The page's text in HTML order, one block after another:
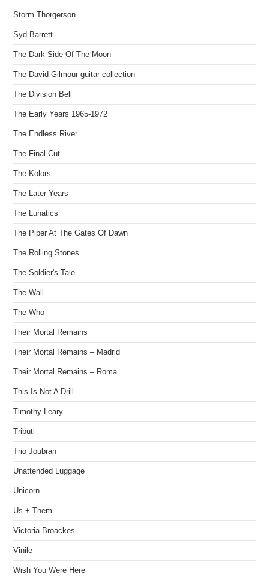
Storm Thorgerson
Syd Barrett
The Dark Side Of The Moon
The David Gilmour guitar collection
The Division Bell
The Early Years 1965-1972
The Endless River
The Final Cut
The Kolors
The Later Years
The Lunatics
The Piper At The Gates Of Dawn
The Rolling Stones
The Soldier's Tale
The Wall
The Who
Their Mortal Remains
Their Mortal Remains – Madrid
Their Mortal Remains – Roma
This Is Not A Drill
Timothy Leary
Tributi
Trio Joubran
Unattended Luggage
Unicorn
Us + Them
Victoria Broackes
Vinile
Wish You Were Here